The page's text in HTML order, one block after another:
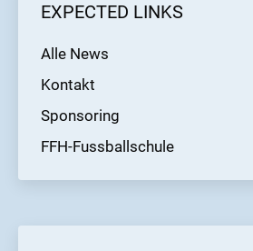
EXPECTED LINKS
Alle News
Kontakt
Sponsoring
FFH-Fussballschule